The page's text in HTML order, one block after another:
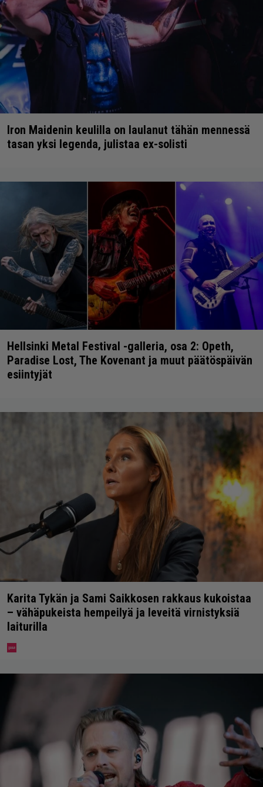
Iron Maidenin keulilla on laulanut tähän mennessä
tasan yksi legenda, julistaa ex-solisti
Hellsinki Metal Festival -galleria, osa 2: Opeth,
Paradise Lost, The Kovenant ja muut päätöspäivän
esiintyjät
Karita Tykän ja Sami Saikkosen rakkaus kukoistaa
– vähäpukeista hempeilyä ja leveitä virnistyksiä
laiturilla